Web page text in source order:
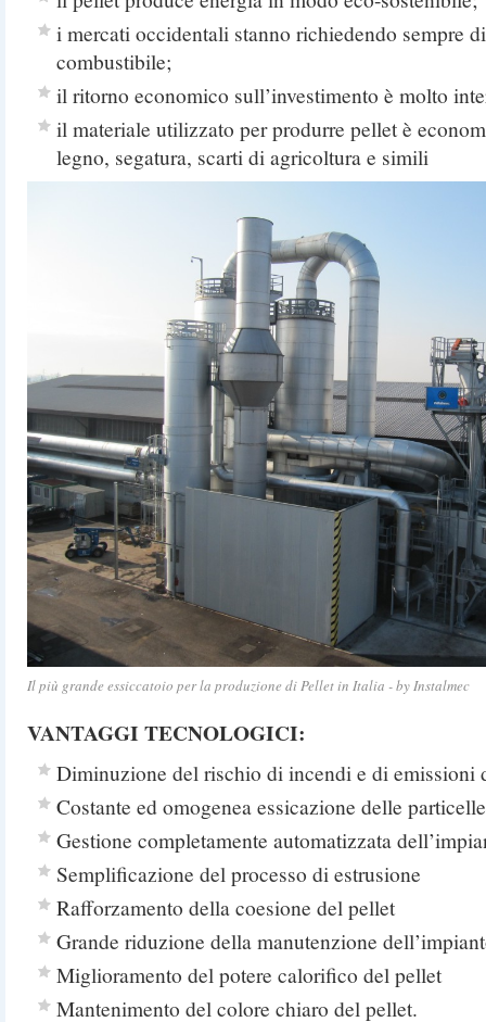
i mercati occidentali stanno richiedendo sempre
combustibile;
il ritorno economico sull’investimento è molto
il materiale utilizzato per produrre pellet è
legno, segatura, scarti di agricoltura e simili
Il più grande essiccatoio per la produzione di Pellet in Italia - by Instalmec
VANTAGGI TECNOLOGICI:
Diminuzione del rischio di incendi e di emissioni
Costante ed omogenea essicazione delle particelle
Gestione completamente automatizzata
Semplificazione del processo di estrusione
Rafforzamento della coesione del pellet
Grande riduzione della manutenzione
Miglioramento del potere calorifico del pellet
Mantenimento del colore chiaro del pellet.